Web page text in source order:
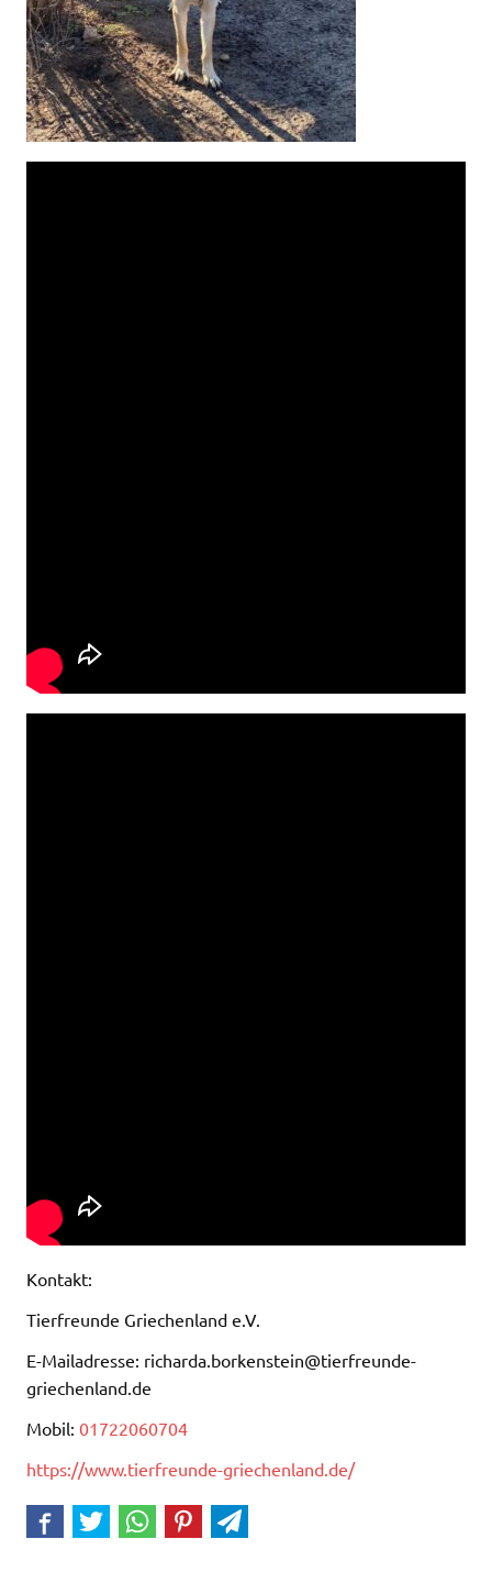
Kontakt:
Tierfreunde Griechenland e.V.
E-Mailadresse: richarda.borkenstein@tierfreunde-
griechenland.de
Mobil: 01722060704
https://www.tierfreunde-griechenland.de/